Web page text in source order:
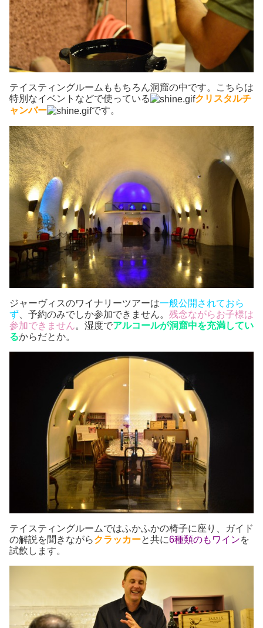
テイスティングルームももちろん洞窟の中です。こちらは
特別なイベントなどで使っている
クリスタルチ
ャンバー
です。
ジャーヴィスのワイナリーツアーは一般公開されておら
ず 、予約のみでしか参加できません。 残念ながらお子様は
参加できません。湿度でアルコールが洞窟中を充満してい
るからだとか。
テイスティングルームではふかふかの椅子に座り、ガイド
の解説を聞きながらクラッカーと共に6種類のもワインを
試飲します。